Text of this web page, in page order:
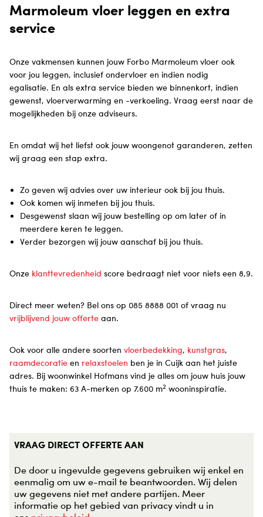
Marmoleum vloer leggen en extra
service
Onze vakmensen kunnen jouw Forbo Marmoleum vloer ook
voor jou leggen, inclusief ondervloer en indien nodig
egalisatie. En als extra service bieden we binnenkort, indien
gewenst, vloerverwarming en -verkoeling. Vraag eerst naar de
mogelijkheden bij onze adviseurs.
En omdat wij het liefst ook jouw woongenot garanderen, zetten
wij graag een stap extra.
Zo geven wij advies over uw interieur ook bij jou thuis.
Ook komen wij inmeten bij jou thuis.
Desgewenst slaan wij jouw bestelling op om later of in
meerdere keren te leggen.
Verder bezorgen wij jouw aanschaf bij jou thuis.
Onze klanttevredenheid score bedraagt niet voor niets een 8,9.
Direct meer weten? Bel ons op 085 8888 001 of vraag nu
vrijblijvend jouw offerte aan.
Ook voor alle andere soorten vloerbedekking, kunstgras,
raamdecoratie en relaxstoelen ben je in Cuijk aan het juiste
adres. Bij woonwinkel Hofmans vind je alles om jouw huis jouw
thuis te maken: 63 A-merken op 7.600 m2 wooninspiratie.
​VRAAG DIRECT OFFERTE AAN
De door u ingevulde gegevens gebruiken wij enkel en
eenmalig om uw e-mail te beantwoorden. Wij delen
uw gegevens niet met andere partijen. Meer
informatie op het gebied van privacy vindt u in